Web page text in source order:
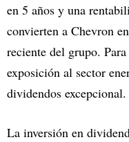
en 5 años y una
convierten a Chevron
reciente del grupo.
exposición al sector
dividendos excepcional.
La inversión en